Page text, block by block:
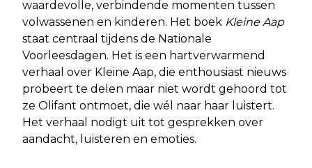
waardevolle, verbindende momenten tussen
volwassenen en kinderen. Het boek Kleine Aap
staat centraal tijdens de Nationale
Voorleesdagen. Het is een hartverwarmend
verhaal over Kleine Aap, die enthousiast nieuws
probeert te delen maar niet wordt gehoord tot
ze Olifant ontmoet, die wél naar haar luistert.
Het verhaal nodigt uit tot gesprekken over
aandacht, luisteren en emoties.